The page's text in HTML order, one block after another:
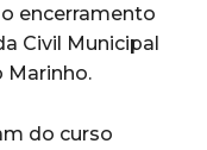
encerramento
Civil Municipal
Marinho.
do curso